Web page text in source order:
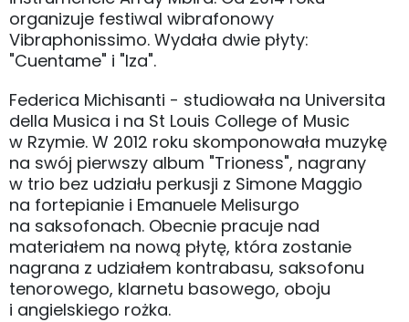
organizuje festiwal wibrafonowy
Vibraphonissimo. Wydała dwie płyty:
"Cuentame" i "Iza".
Federica Michisanti - studiowała na Universita
della Musica i na St Louis College of Music
w Rzymie. W 2012 roku skomponowała muzykę
na swój pierwszy album "Trioness", nagrany
w trio bez udziału perkusji z Simone Maggio
na fortepianie i Emanuele Melisurgo
na saksofonach. Obecnie pracuje nad
materiałem na nową płytę, która zostanie
nagrana z udziałem kontrabasu, saksofonu
tenorowego, klarnetu basowego, oboju
i angielskiego rożka.